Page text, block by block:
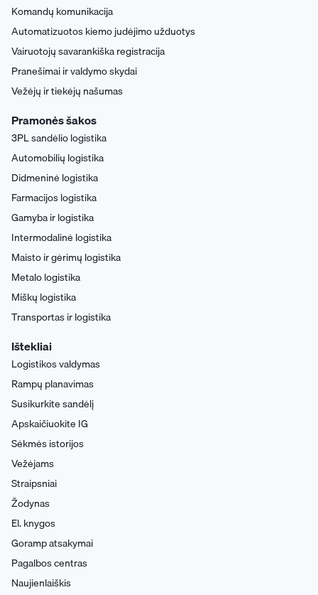
Komandų komunikacija
Automatizuotos kiemo judėjimo užduotys
Vairuotojų savarankiška registracija
Pranešimai ir valdymo skydai
Vežėjų ir tiekėjų našumas
Pramonės šakos
3PL sandėlio logistika
Automobilių logistika
Didmeninė logistika
Farmacijos logistika
Gamyba ir logistika
Intermodalinė logistika
Maisto ir gėrimų logistika
Metalo logistika
Miškų logistika
Transportas ir logistika
Ištekliai
Logistikos valdymas
Rampų planavimas
Susikurkite sandėlį
Apskaičiuokite IG
Sėkmės istorijos
Vežėjams
Straipsniai
Žodynas
El. knygos
Goramp atsakymai
Pagalbos centras
Naujienlaiškis